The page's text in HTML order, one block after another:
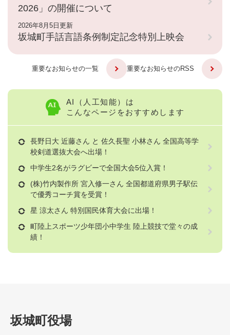
2026」の開催について
2026年8月5日更新
坂城町手話言語条例制定記念特別上映会
重要なお知らせの一覧 重要なお知らせのRSS
AI（人工知能）は
こんなページをおすすめします
長野日大 近藤さん と 佐久長聖 小林さん 全国高等学
校剣道選抜大会へ出場！
中学生2名がラグビーで全国大会5位入賞！
(株)竹内製作所 宮入修一さん 全国都道府県男子駅伝
で優秀コーチ賞を受賞！
星 涼太さん 特別国民体育大会に出場！
町陸上スポーツ少年団小中学生 陸上競技で堂々の成
績！
坂城町役場